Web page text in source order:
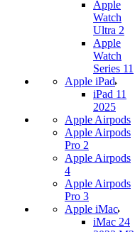
Apple
Watch
Ultra 2
Apple
Watch
Series 11
Apple iPad
iPad 11
2025
Apple Airpods
Apple Airpods
Pro 2
Apple Airpods
4
Apple Airpods
Pro 3
Apple iMac
iMac 24